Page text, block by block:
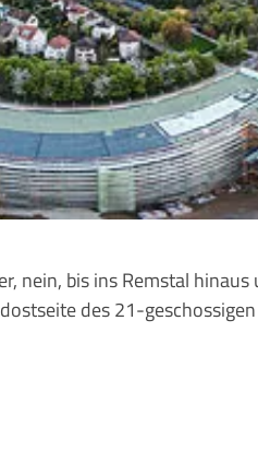
nein, bis ins Remstal hinaus
des 21-geschossigen